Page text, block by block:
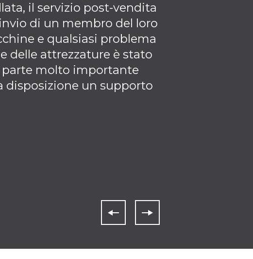
il servizio post-vendita
di un membro del loro
e qualsiasi problema
delle attrezzature è stato
parte molto importante
disposizione un supporto